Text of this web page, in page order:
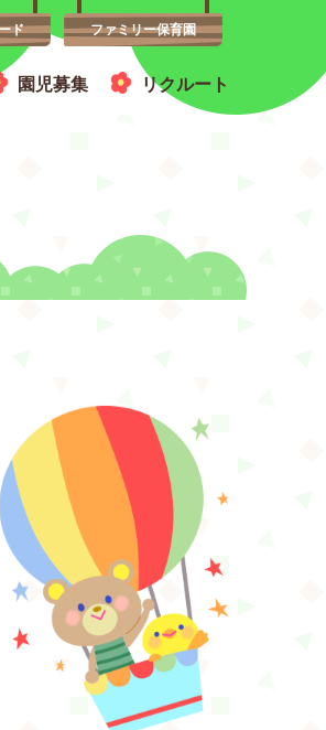
園児募集 リクルート
ド ファミリー保育園